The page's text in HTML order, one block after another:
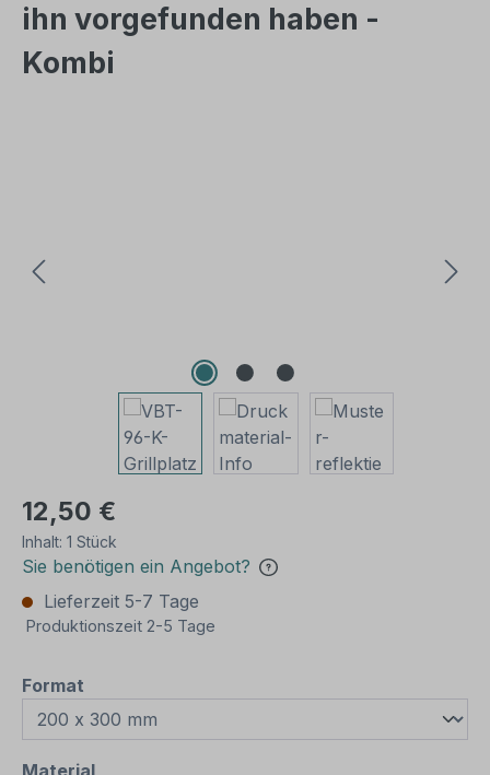
ihn vorgefunden haben -
Kombi
12,50 €
Inhalt: 1 Stück
Sie benötigen ein Angebot?
Lieferzeit 5-7 Tage
Produktionszeit 2-5 Tage
Format
Materialauswählen